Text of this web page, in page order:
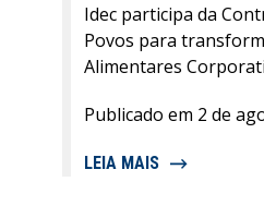
Idec participa da
Povos para
Alimentares
Publicado em 2 de
LEIA MAIS